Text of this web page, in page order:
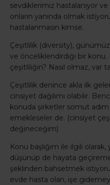
sevdiklerimiz hastalanıyor ve
onların yanında olmak
hastalanmasın kimse.
Çeşitlilik (diversity),
ve önceliklendirdiği bir konu.
çeşitliliğin? Nasıl olmaz, var
Çeşitlilik denince akla ilk
cinsiyet dağılımı olabilir.
konuda şirketler somut adım
emekleseler de. (cinsiyet
değineceğim)
Konu başlığım ile ilgili
düşünüp de hayata
şeklinden bahsetmek
evde hasta olan, işe